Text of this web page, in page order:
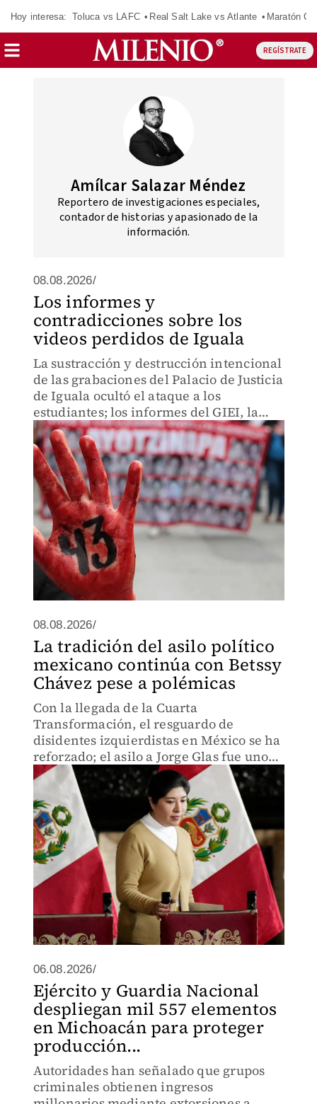
Hoy interesa: Toluca vs LAFC Real Salt Lake vs Atlante Maratón
REGÍSTRATE
Amílcar Salazar Méndez
Reportero de investigaciones especiales,
contador de historias y apasionado de la
información.
08.08.2026/
Los informes y
contradicciones sobre los
videos perdidos de Iguala
La sustracción y destrucción intencional
de las grabaciones del Palacio de Justicia
de Iguala ocultó el ataque a los
estudiantes; los informes del GIEI, la
CNDH y la COVAJ exponen la red de
complicidades.
08.08.2026/
La tradición del asilo político
mexicano continúa con Betssy
Chávez pese a polémicas
Con la llegada de la Cuarta
Transformación, el resguardo de
disidentes izquierdistas en México se ha
reforzado; el asilo a Jorge Glas fue uno
de los casos más controversiales.
06.08.2026/
Ejército y Guardia Nacional
despliegan mil 557 elementos
en Michoacán para proteger
producción...
Autoridades han señalado que grupos
criminales obtienen ingresos